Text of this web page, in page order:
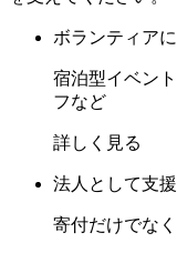
ボランティア
宿泊型イベン
フなど
詳しく見る
法人として支
寄付だけでな